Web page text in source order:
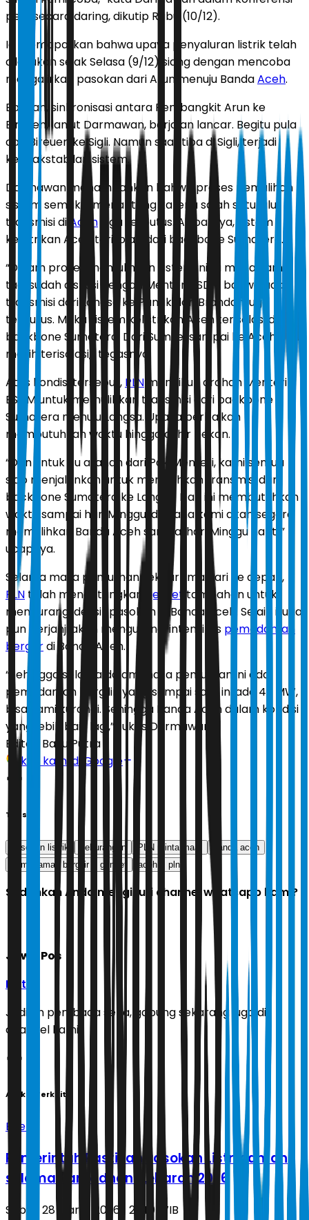
pers secara daring, dikutip Rabu (10/12).
Ia memaparkan bahwa upaya penyaluran listrik telah
dilakukan sejak Selasa (9/12) siang dengan mencoba
mengalirkan pasokan dari Arun menuju BandaAceh.
Bahkan, sinkronisasi antara Pembangkit Arun ke
Bireuen, lanjut Darmawan, berjalan lancar. Begitu pula
dari Bireuen ke Sigli. Namun saat tiba di Sigli, terjadi
ketidakstabilan sistem.
Darmawan menambahkan bahwa proses pemulihan
sistem semakin menantang karena salah satu jalur
transmisi di Aceh juga terputus. Akibatnya, sistem
kelistrikan Aceh terisolasi dari backbone Sumatera.
“Dalam proses memulihkan sistem ini, di mana kami
tadi sudah diskusi dengan Menteri ESDM bahwa ada
transmisi dari Langsa ke Pangkalan Brandan juga
terputus. Maka sistem kelistrikan Aceh terisolasi dari
backbone Sumatera. Dari Sumsel sampai ke Aceh pun
masih terisolasi,” tegasnya.
Atas kondisi tersebut, PLN mengikuti arahan Menteri
ESDM untuk memulihkan transmisi dari backbone
Sumatera menuju Langsa. Upaya perbaikan
membutuhkan waktu hingga akhir pekan.
“Dan untuk itu arahan dari Pak Menteri, kami semua
siap menjalankan untuk memulihkan transmisi dari
backbone Sumatera ke Langsa. Dan ini membutuhkan
waktu sampai hari Minggu, di mana kami akan segera
memulihkan Banda Aceh sampai hari Minggu nanti,”
ucapnya.
Selama masa pemulihan sekitar lima hari ke depan,
PLN telah mendatangkan genset tambahan untuk
mengurangi defisit pasokan di Banda Aceh. Selain itu, ia
pun berjanji akan mengurangi intensitas pemadaman
bergilirdi Banda Aceh.
“Sehingga selama dalam masa pemulihan ini ada
pemadaman bergilir, yang sampai saat ini ada 42 MW,
bisa kami kurangi. Sehingga Banda Aceh dalam kondisi
yang lebih baik lagi,” tukas Darmawan.
Editor: Bayu Putra
Ikuti kami di Google
Tags
pasokan listrik kekurangan PLN minta maaf
banda aceh
pemadaman bergilir
genset aceh pln
Sudahkah Anda mengikuti channel whatsapp kami?
Jawa Pos
Ikuti
Jadilah pembaca setia, gabung sekarang juga di
channel kami!
Artikel Terkait
Energi
Pemerintah Pastikan Pasokan Listrik aman
selama Ramadhan-Lebaran 2026
Sabtu, 28 Maret 2026 | 21.40 WIB